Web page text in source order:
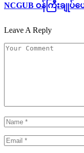
NCGUB ဝန်ကြီးခ
Leave A Reply